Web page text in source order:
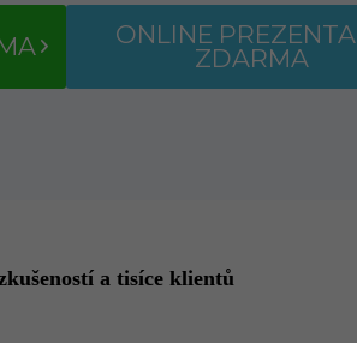
ONLINE
ZDARMA
a tisíce klientů